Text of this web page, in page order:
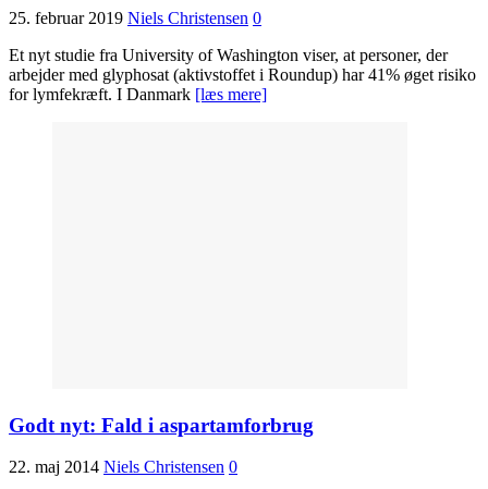
25. februar 2019 Niels Christensen 0
Et nyt studie fra University of Washington viser, at personer, der
arbejder med glyphosat (aktivstoffet i Roundup) har 41% øget risiko
for lymfekræft. I Danmark [læs mere]
Godt nyt: Fald i aspartamforbrug
22. maj 2014 Niels Christensen 0